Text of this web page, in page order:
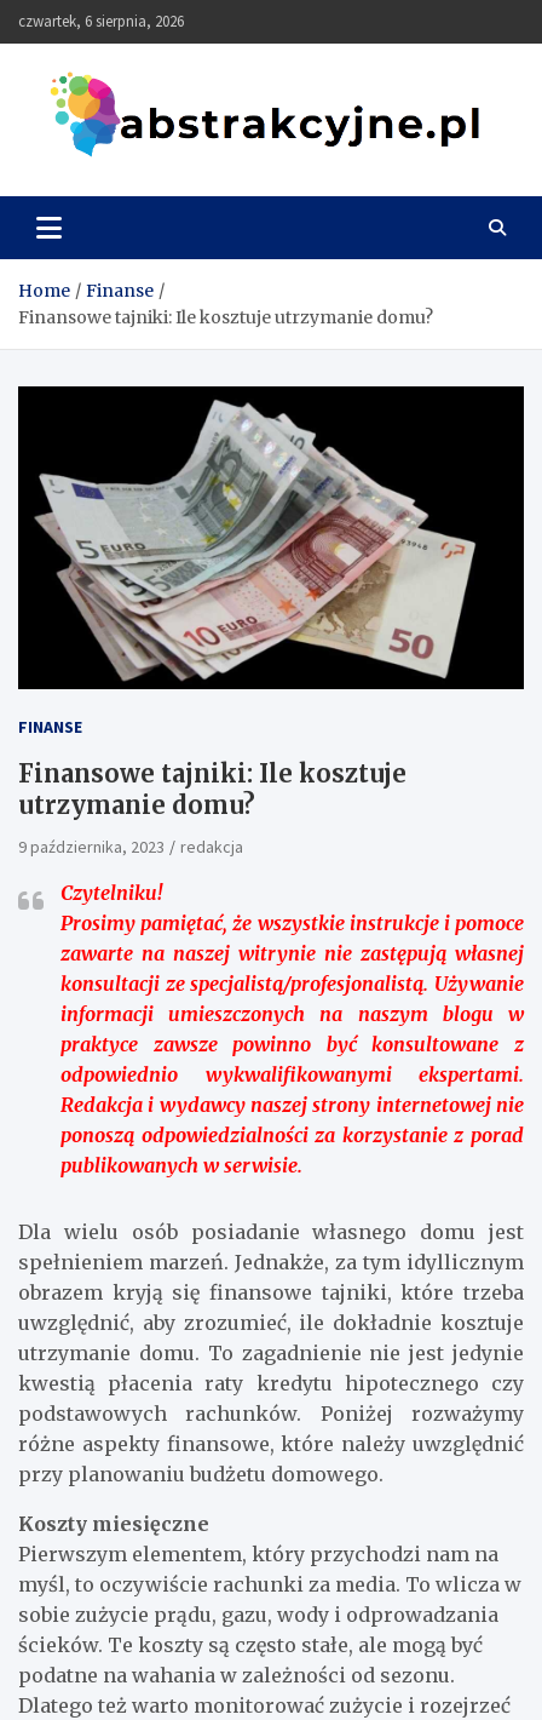
to
czwartek, 6 sierpnia, 2026
Abstrakcyjne
Home
Finanse
Finansowe tajniki: Ile kosztuje utrzymanie domu?
FINANSE
Finansowe tajniki: Ile kosztuje
utrzymanie domu?
9 października, 2023 redakcja
Czytelniku!
Prosimy pamiętać, że wszystkie instrukcje i pomoce
zawarte na naszej witrynie nie zastępują własnej
konsultacji ze specjalistą/profesjonalistą. Używanie
informacji umieszczonych na naszym blogu w
praktyce zawsze powinno być konsultowane z
odpowiednio wykwalifikowanymi ekspertami.
Redakcja i wydawcy naszej strony internetowej nie
ponoszą odpowiedzialności za korzystanie z porad
publikowanych w serwisie.
Dla wielu osób posiadanie własnego domu jest
spełnieniem marzeń. Jednakże, za tym idyllicznym
obrazem kryją się finansowe tajniki, które trzeba
uwzględnić, aby zrozumieć, ile dokładnie kosztuje
utrzymanie domu. To zagadnienie nie jest jedynie
kwestią płacenia raty kredytu hipotecznego czy
podstawowych rachunków. Poniżej rozważymy
różne aspekty finansowe, które należy uwzględnić
przy planowaniu budżetu domowego.
Koszty miesięczne
Pierwszym elementem, który przychodzi nam na
myśl, to oczywiście rachunki za media. To wlicza w
sobie zużycie prądu, gazu, wody i odprowadzania
ścieków. Te koszty są często stałe, ale mogą być
podatne na wahania w zależności od sezonu.
Dlatego też warto monitorować zużycie i rozejrzeć